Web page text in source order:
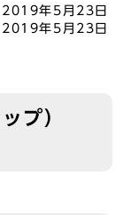
2019年5月23日
2019年5月23日
ップ）